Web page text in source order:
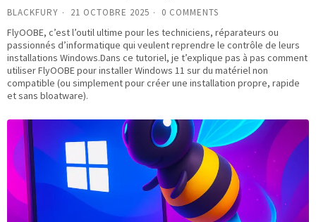
BLACKFURY 21 OCTOBRE 2025 0 COMMENTS
FlyOOBE, c’est l’outil ultime pour les techniciens, réparateurs ou
passionnés d’informatique qui veulent reprendre le contrôle de leurs
installations Windows.Dans ce tutoriel, je t’explique pas à pas comment
utiliser FlyOOBE pour installer Windows 11 sur du matériel non
compatible (ou simplement pour créer une installation propre, rapide
et sans bloatware).